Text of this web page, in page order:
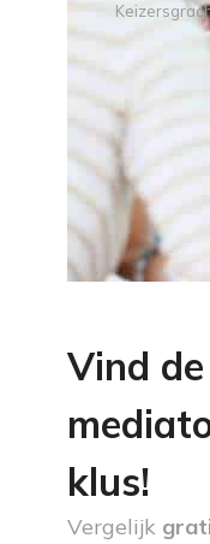
Vind
klus!
Vergelijk